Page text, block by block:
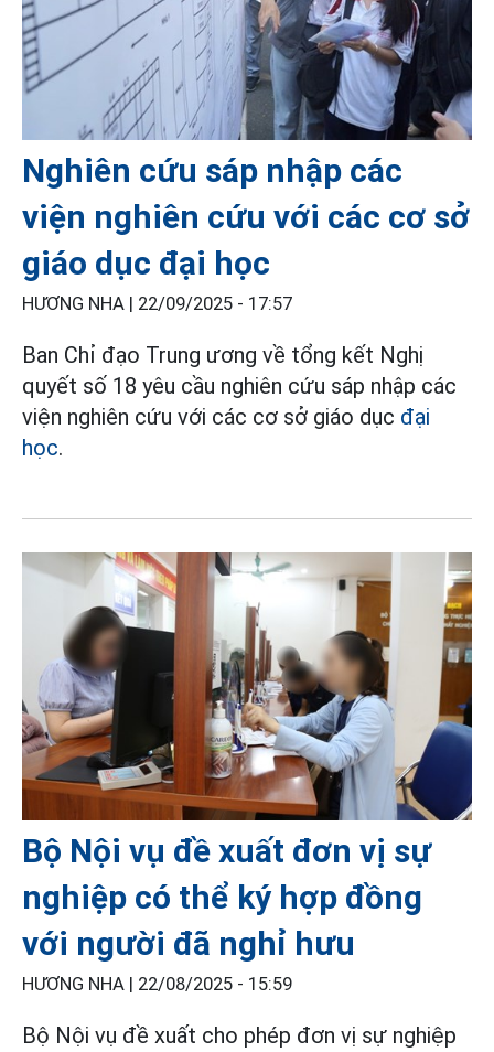
Nghiên cứu sáp nhập các
viện nghiên cứu với các cơ sở
giáo dục đại học
HƯƠNG NHA | 22/09/2025 - 17:57
Ban Chỉ đạo Trung ương về tổng kết Nghị
quyết số 18 yêu cầu nghiên cứu sáp nhập các
viện nghiên cứu với các cơ sở giáo dục đại
học.
Bộ Nội vụ đề xuất đơn vị sự
nghiệp có thể ký hợp đồng
với người đã nghỉ hưu
HƯƠNG NHA | 22/08/2025 - 15:59
Bộ Nội vụ đề xuất cho phép đơn vị sự nghiệp